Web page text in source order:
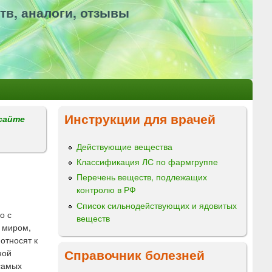
аналоги, отзывы
с
миром,
к
Инструкции для врачей
Действующие вещества
Классификация ЛС по фармгруппе
Перечень веществ, подлежащих
контролю в РФ
Список сильнодействующих и ядовитых
веществ
Справочник болезней